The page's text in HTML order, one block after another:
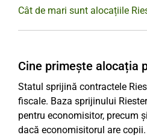
Cât de mari sunt alocațiile
Cine primește alocația
Statul sprijină contractele
fiscale. Baza sprijinului
pentru economisitor, precum
dacă economisitorul are